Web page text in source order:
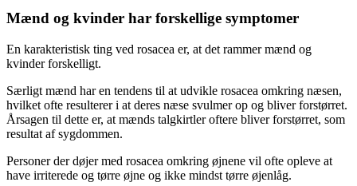
Mænd og kvinder har forskellige symptomer
En karakteristisk ting ved rosacea er, at det rammer mænd og
kvinder forskelligt.
Særligt mænd har en tendens til at udvikle rosacea omkring næsen,
hvilket ofte resulterer i at deres næse svulmer op og bliver forstørret.
Årsagen til dette er, at mænds talgkirtler oftere bliver forstørret, som
resultat af sygdommen.
Personer der døjer med rosacea omkring øjnene vil ofte opleve at
have irriterede og tørre øjne og ikke mindst tørre øjenlåg.